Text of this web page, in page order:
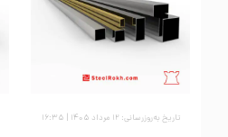
تاریخ به‌روزرسانی: ۱۲ مرداد ۱۴۰۵ | ۱۶:۳۵